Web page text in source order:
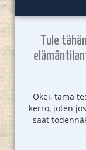
Tule
Okei, tämä
kerro, joten
saat